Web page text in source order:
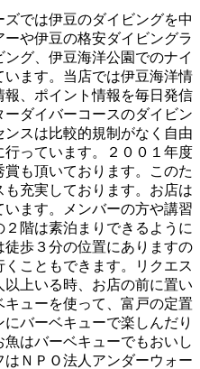
では伊豆のダイビングを中
や伊豆の格安ダイビングラ
グ、伊豆海洋公園でのナイ
います。当店では伊豆海洋情
、ポイント情報を毎日発信
ダイバーコースのダイビン
スは比較的規制がなく自由
っています。２００１年度
も頂いております。このた
充実しております。お店は
ます。メンバーの方や講習
階は素泊まりできるように
歩３分の位置にありますの
こともできます。リクエス
以上いる時、お店の前に置い
ューを使って、富戸の定置
バーベキューで楽しんだり
はバーベキューでもおいし
ＮＰＯ法人アンダーウォー